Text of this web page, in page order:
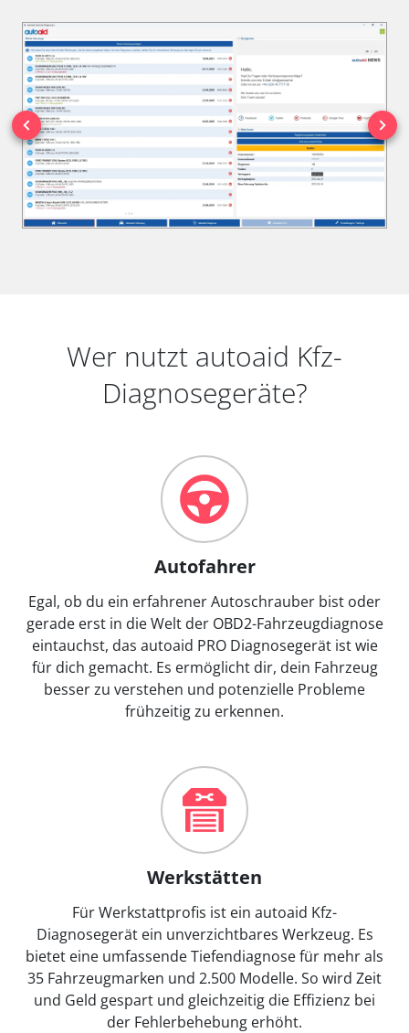
Wer nutzt autoaid Kfz-
Diagnosegeräte?
Autofahrer
Egal, ob du ein erfahrener Autoschrauber bist oder
gerade erst in die Welt der OBD2-Fahrzeugdiagnose
eintauchst, das autoaid PRO Diagnosegerät ist wie
für dich gemacht. Es ermöglicht dir, dein Fahrzeug
besser zu verstehen und potenzielle Probleme
frühzeitig zu erkennen.
Werkstätten
Für Werkstattprofis ist ein autoaid Kfz-
Diagnosegerät ein unverzichtbares Werkzeug. Es
bietet eine umfassende Tiefendiagnose für mehr als
35 Fahrzeugmarken und 2.500 Modelle. So wird Zeit
und Geld gespart und gleichzeitig die Effizienz bei
der Fehlerbehebung erhöht.